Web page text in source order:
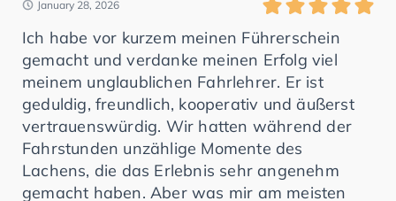
January 28, 2026
Ich habe vor kurzem meinen Führerschein
gemacht und verdanke meinen Erfolg viel
meinem unglaublichen Fahrlehrer. Er ist
geduldig, freundlich, kooperativ und äußerst
vertrauenswürdig. Wir hatten während der
Fahrstunden unzählige Momente des
Lachens, die das Erlebnis sehr angenehm
gemacht haben. Aber was mir am meisten